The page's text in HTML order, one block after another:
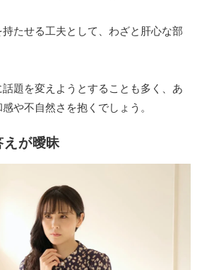
たせる工夫として、わざと肝心な部
題を変えようとすることも多く、あ
や不自然さを抱くでしょう。
えが曖昧